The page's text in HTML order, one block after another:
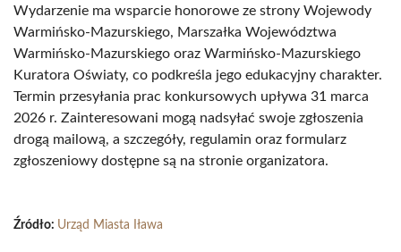
Wydarzenie ma wsparcie honorowe ze strony Wojewody
Warmińsko-Mazurskiego, Marszałka Województwa
Warmińsko-Mazurskiego oraz Warmińsko-Mazurskiego
Kuratora Oświaty, co podkreśla jego edukacyjny charakter.
Termin przesyłania prac konkursowych upływa 31 marca
2026 r. Zainteresowani mogą nadsyłać swoje zgłoszenia
drogą mailową, a szczegóły, regulamin oraz formularz
zgłoszeniowy dostępne są na stronie organizatora.
Źródło: Urząd Miasta Iława